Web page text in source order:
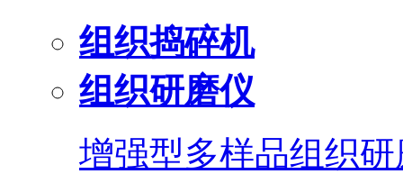
组织捣碎机
组织研磨仪
增强型多样品组织